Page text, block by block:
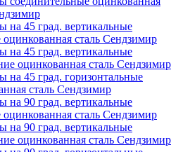
на 45 град. вертикальные
сталь Сендзимир
на 45 град. вертикальные
оцинкованная сталь Сендзимир
на 45 град. горизонтальные
сталь Сендзимир
на 90 град. вертикальные
сталь Сендзимир
на 90 град. вертикальные
оцинкованная сталь Сендзимир